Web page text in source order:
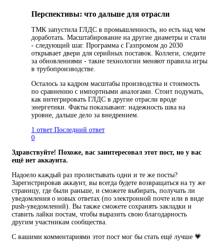
Перспективы: что дальше для отрасли
ТМК запустила ГЛДС в промышленность, но есть над чем
доработать. Масштабирование на другие диаметры и стали
- следующий шаг. Программа с Газпромом до 2030
открывает двери для серийных поставок. Коллеги, следите
за обновлениями - такие технологии меняют правила игры
в трубопроизводстве.
Осталось за кадром масштабы производства и стоимость
по сравнению с импортными аналогами. Стоит подумать,
как интегрировать ГЛДС в другие отрасли вроде
энергетики. Факты показывают: надежность шва на
уровне, дальше дело за внедрением.
1 ответ Последний ответ
0
Здравствуйте! Похоже, вас заинтересовал этот пост, но у вас
ещё нет аккаунта.
Надоело каждый раз пролистывать одни и те же посты?
Зарегистрировав аккаунт, вы всегда будете возвращаться на ту же
страницу, где были раньше, и сможете выбирать, получать ли
уведомления о новых ответах (по электронной почте или в виде
push-уведомлений). Вы также сможете сохранять закладки и
ставить лайки постам, чтобы выразить свою благодарность
другим участникам сообщества.
С вашими комментариями этот пост мог бы стать ещё лучше 💗